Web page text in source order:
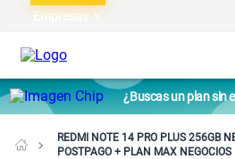
Empresas
¿Buscas un plan sin
REDMI NOTE 14 PRO PLUS 256GB
POSTPAGO + PLAN MAX